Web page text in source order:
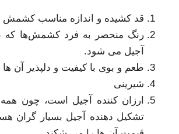
قد کشیده و اندازه مناسب کشمش‌
رنگ منحصر به فرد کشمش‌ها که
آجیل می‌ شود.
طعم و بوی با کیفیت و دلپذیر آن ها
شیرینی
ارزان کننده آجیل است، چون
تشکیل دهنده آجیل بسیار گران